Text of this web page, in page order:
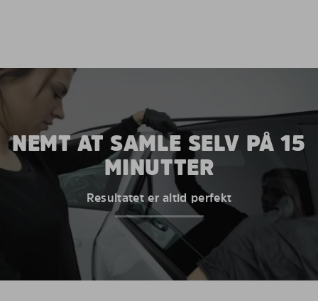
NEMT AT SAMLE SELV PÅ 15
MINUTTER
Resultatet er altid perfekt